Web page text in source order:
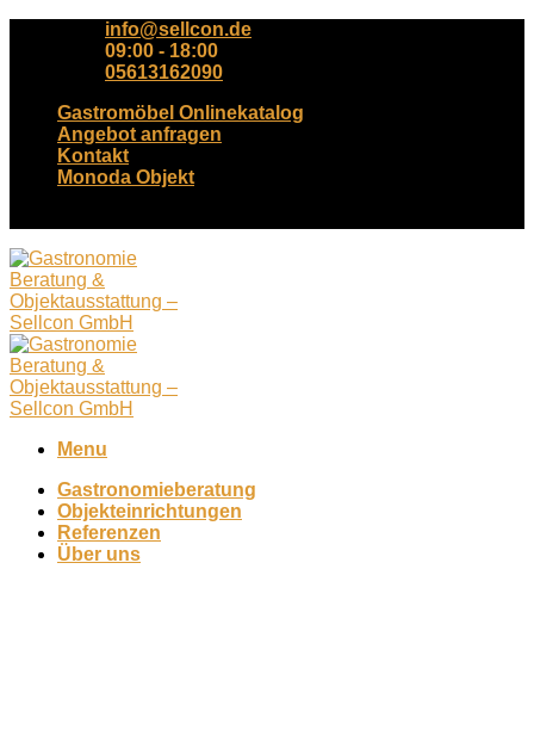
info@sellcon.de
09:00 - 18:00
05613162090
Gastromöbel Onlinekatalog
Angebot anfragen
Kontakt
Monoda Objekt
Menu
Gastronomieberatung
Objekteinrichtungen
Referenzen
Über uns